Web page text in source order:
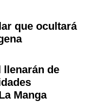
que ocultará
llenarán de
Manga